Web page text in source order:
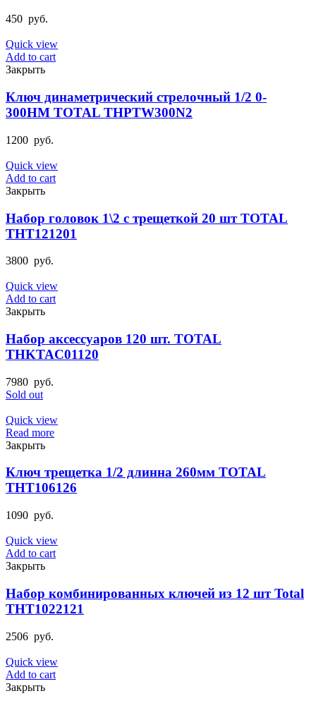
450 руб.
Quick view
Add to cart
Закрыть
Ключ динаметрический стрелочный 1/2 0-
300HM TOTAL THPTW300N2
1200 руб.
Quick view
Add to cart
Закрыть
Набор головок 1\2 с трещеткой 20 шт TOTAL
THT121201
3800 руб.
Quick view
Add to cart
Закрыть
Набор аксессуаров 120 шт. TOTAL
THKTAC01120
7980 руб.
Sold out
Quick view
Read more
Закрыть
Ключ трещетка 1/2 длинна 260мм TOTAL
THT106126
1090 руб.
Quick view
Add to cart
Закрыть
Набор комбинированных ключей из 12 шт Total
THT1022121
2506 руб.
Quick view
Add to cart
Закрыть